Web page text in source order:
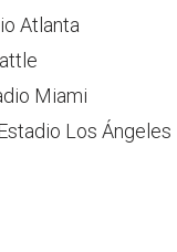
Atlanta
Miami
Los Ángeles